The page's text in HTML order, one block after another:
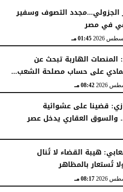
الجزولي...مجدد التصوف وسفير
في مصر
01:45 مـ
الهاربة تبحث عن
على حساب مصلحة الشعب...
08:42 مـ
قضينا على عشوائية
والسوق العقاري يدخل عصر
هيبة القضاء لا تُنال
تُستعار بالمظاهر
08:17 مـ